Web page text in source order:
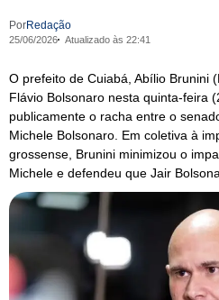
PorRedação
25/06/2026 Atualizado às 22:41
O prefeito de Cuiabá, Abílio Brunini
Flávio Bolsonaro nesta quinta-feira
publicamente o racha entre o
Michele Bolsonaro. Em coletiva à
grossense, Brunini minimizou o
Michele e defendeu que Jair